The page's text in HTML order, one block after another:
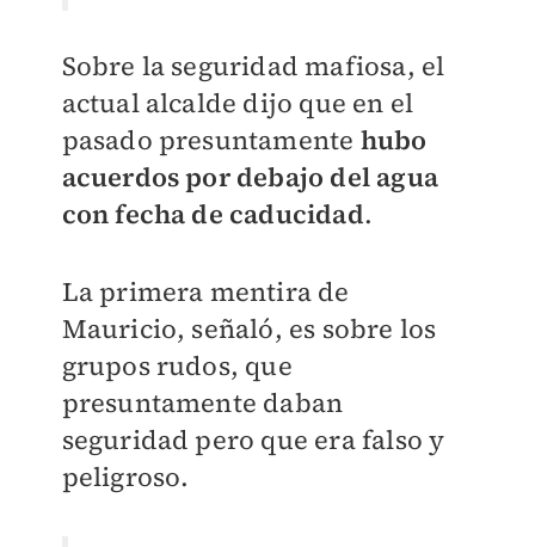
Sobre la seguridad mafiosa, el
actual alcalde dijo que en el
pasado presuntamente hubo
acuerdos por debajo del agua
con fecha de caducidad.
La primera mentira de
Mauricio, señaló, es sobre los
grupos rudos, que
presuntamente daban
seguridad pero que era falso y
peligroso.